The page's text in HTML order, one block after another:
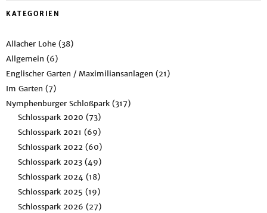
KATEGORIEN
Allacher Lohe (38)
Allgemein (6)
Englischer Garten / Maximiliansanlagen (21)
Im Garten (7)
Nymphenburger Schloßpark (317)
Schlosspark 2020 (73)
Schlosspark 2021 (69)
Schlosspark 2022 (60)
Schlosspark 2023 (49)
Schlosspark 2024 (18)
Schlosspark 2025 (19)
Schlosspark 2026 (27)